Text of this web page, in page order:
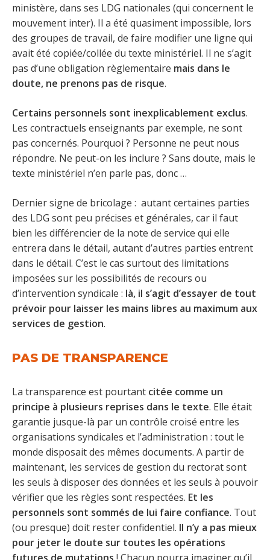
ministère, dans ses LDG nationales (qui concernent le
mouvement inter). Il a été quasiment impossible, lors
des groupes de travail, de faire modifier une ligne qui
avait été copiée/collée du texte ministériel. Il ne s’agit
pas d’une obligation règlementaire mais dans le
doute, ne prenons pas de risque.
Certains personnels sont inexplicablement exclus.
Les contractuels enseignants par exemple, ne sont
pas concernés. Pourquoi ? Personne ne peut nous
répondre. Ne peut-on les inclure ? Sans doute, mais le
texte ministériel n’en parle pas, donc …
Dernier signe de bricolage : autant certaines parties
des LDG sont peu précises et générales, car il faut
bien les différencier de la note de service qui elle
entrera dans le détail, autant d’autres parties entrent
dans le détail. C’est le cas surtout des limitations
imposées sur les possibilités de recours ou
d’intervention syndicale : là, il s’agit d’essayer de tout
prévoir pour laisser les mains libres au maximum aux
services de gestion.
PAS DE TRANSPARENCE
La transparence est pourtant citée comme un
principe à plusieurs reprises dans le texte. Elle était
garantie jusque-là par un contrôle croisé entre les
organisations syndicales et l’administration : tout le
monde disposait des mêmes documents. A partir de
maintenant, les services de gestion du rectorat sont
les seuls à disposer des données et les seuls à pouvoir
vérifier que les règles sont respectées. Et les
personnels sont sommés de lui faire confiance. Tout
(ou presque) doit rester confidentiel. Il n’y a pas mieux
pour jeter le doute sur toutes les opérations